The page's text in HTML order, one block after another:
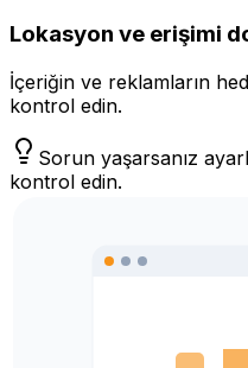
Lokasyon ve erişimi
İçeriğin ve reklamların
kontrol edin.
Sorun yaşarsanız
kontrol edin.